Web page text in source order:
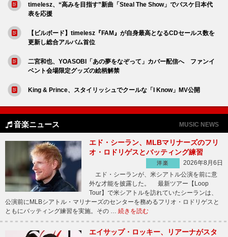
timelesz、“高みを目指す”新曲「Steal The Show」でバスケ日本代
表を応援
【ビルボード】timelesz『FAM』が自身最高となるCDセールス数を
更新し総合アルバム首位
二宮和也、YOASOBI「あの夢をなぞって」カバー配信へ ファンイ
ベント会場限定グッズの絵柄解禁
King & Prince、スタイリッシュでクールな「I Know」MV公開
音楽ニュース MUSIC NEWS
エド・シーラン、MLBマリナーズのフリ
オ・ロドリゲスとバッティング練習
洋楽
2026年8月6日
エド・シーランが、米シアトル公演を前に意
外な才能を披露した。 最新ツアー【Loop
Tour】で米シアトルを訪れていたシーランは、
公演前にMLBシアトル・マリナーズのセンターを務めるフリオ・ロドリゲスと
ともにバッティング練習を実施。その … 続きを読む
エイサップ・ロッキー、リアーナがスタ